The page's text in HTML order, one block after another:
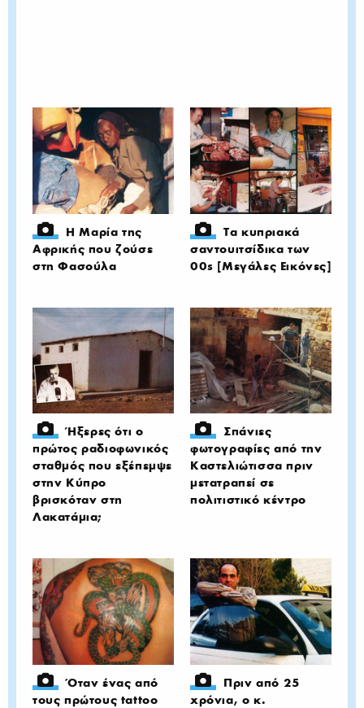
Η Μαρία της
Αφρικής που ζούσε
στη Φασούλα
Τα κυπριακά
σαντουιτσίδικα των
00s [Μεγάλες Εικόνες]
Ήξερες ότι ο
πρώτος ραδιοφωνικός
σταθμός που εξέπεμψε
στην Κύπρο
βρισκόταν στη
Λακατάμια;
Σπάνιες
φωτογραφίες από την
Καστελιώτισσα πριν
μετατραπεί σε
πολιτιστικό κέντρο
Όταν ένας από
τους πρώτους tattoo
Πριν από 25
χρόνια, ο κ.